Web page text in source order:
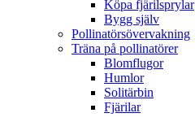
Köpa fjärilsprylar
Bygg själv
Pollinatörsövervakning
Träna på pollinatörer
Blomflugor
Humlor
Solitärbin
Fjärilar